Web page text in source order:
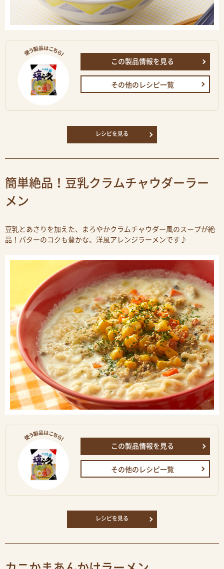
この製品情報を見る
その他のレシピ一覧
レシピを見る
簡単絶品！豆乳クラムチャウダーラー
メン
豆乳とあさりを加えた、まろやかクラムチャウダー風のスープが絶
品！バターのコクも豊かな、洋風アレンジラーメンです♪
この製品情報を見る
その他のレシピ一覧
レシピを見る